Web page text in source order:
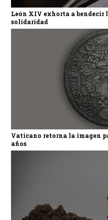
León XIV exhorta a bendecir
solidaridad
Vaticano retorna la imagen
años